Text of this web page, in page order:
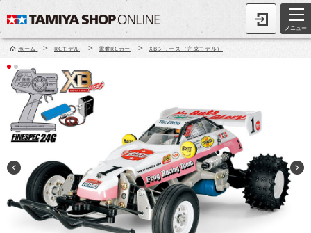
メニュー
ホーム > RCモデル > 電動RCカー > XBシリーズ（完成モデル）